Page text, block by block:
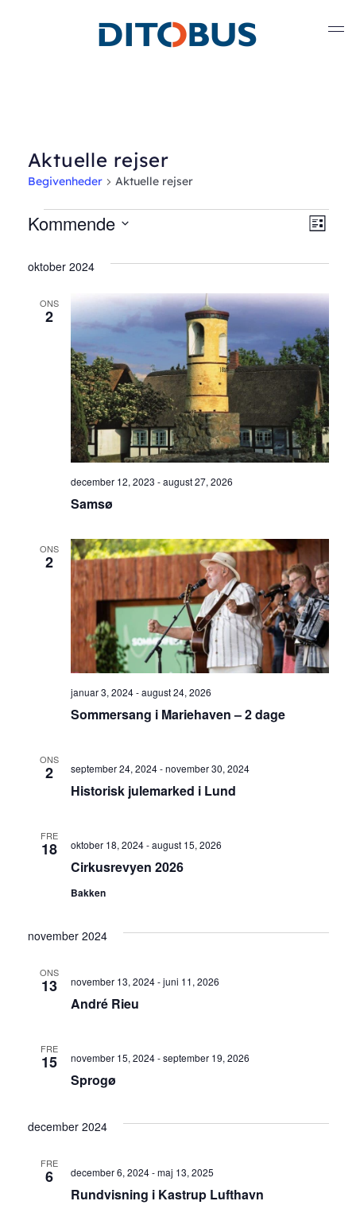
Gå til hovedindhold
Aktuelle rejser
Begivenheder Aktuelle rejser
Begivenheder
af
Liste
Kommende
dato.
oktober 2024
ONS
2
Samsø
december 12, 2023 -august 27, 2026
ONS
2
Sommersang i Mariehaven – 2 dage
januar 3, 2024-august 24, 2026
ONS
2
Historisk julemarked i Lund
september 24, 2024-november 30, 2024
FRE
18
Cirkusrevyen 2026
oktober 18, 2024-august 15, 2026
Bakken
november 2024
ONS
13
André Rieu
november 13, 2024-juni 11, 2026
FRE
15
Sprogø
november 15, 2024-september 19, 2026
december 2024
FRE
6
Rundvisning i Kastrup Lufthavn
december 6, 2024-maj 13, 2025